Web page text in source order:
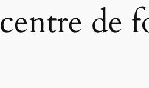
centre de